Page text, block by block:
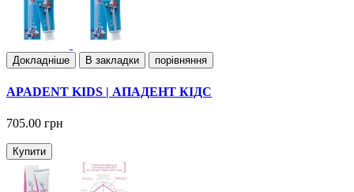
Докладнiше В закладки порівняння
APADENT KIDS | АПАДЕНТ КІДС
705.00 грн
Купити